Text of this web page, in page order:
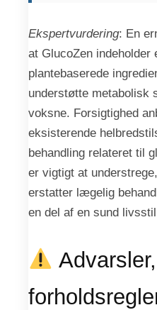
Ekspertvurdering: En
at GlucoZen indeholder
plantebaserede
understøtte metabolisk
voksne. Forsigtighed
eksisterende
behandling relateret til
er vigtigt at
erstatter lægelig
en del af en sund
Advarsler,